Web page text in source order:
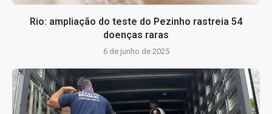
Rio: ampliação do teste do Pezinho rastreia 54
doenças raras
6 de junho de 2025